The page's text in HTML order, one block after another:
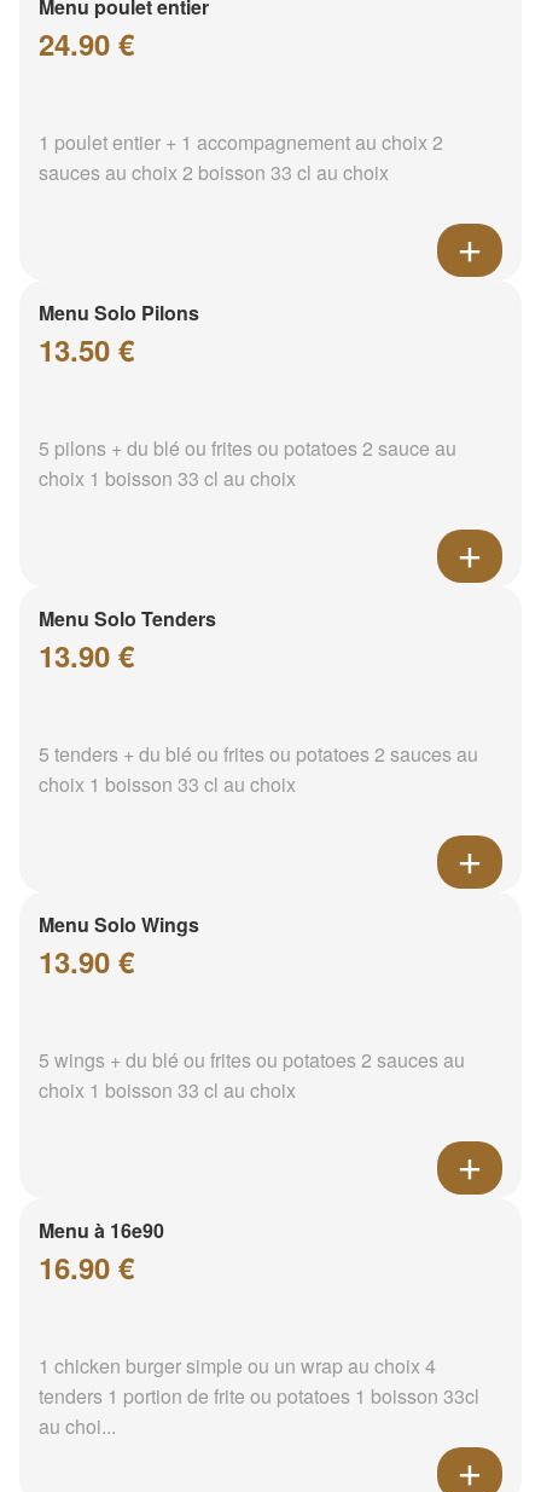
Menu poulet entier
24.90 €
1 poulet entier + 1 accompagnement au choix 2
sauces au choix 2 boisson 33 cl au choix
Menu Solo Pilons
13.50 €
5 pilons + du blé ou frites ou potatoes 2 sauce au
choix 1 boisson 33 cl au choix
Menu Solo Tenders
13.90 €
5 tenders + du blé ou frites ou potatoes 2 sauces au
choix 1 boisson 33 cl au choix
Menu Solo Wings
13.90 €
5 wings + du blé ou frites ou potatoes 2 sauces au
choix 1 boisson 33 cl au choix
Menu à 16e90
16.90 €
1 chicken burger simple ou un wrap au choix 4
tenders 1 portion de frite ou potatoes 1 boisson 33cl
au choi...